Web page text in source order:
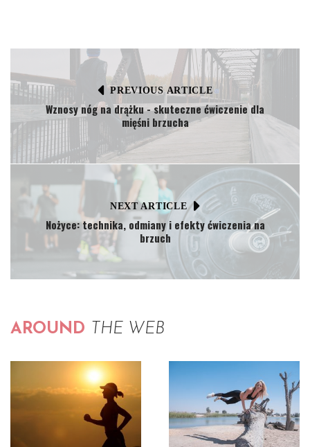
PREVIOUS ARTICLE
Wznosy nóg na drążku - skuteczne ćwiczenie dla
mięśni brzucha
NEXT ARTICLE
Nożyce: technika, odmiany i efekty ćwiczenia na
brzuch
AROUND THE WEB